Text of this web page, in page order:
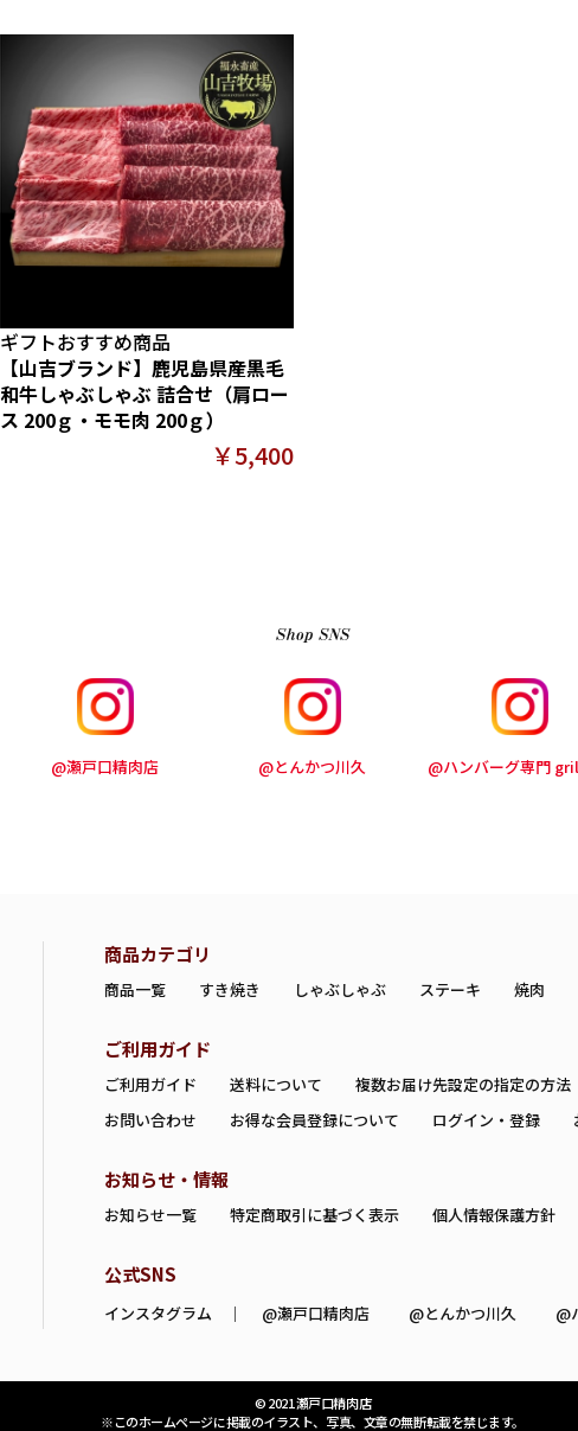
ギフトおすすめ商品
【山吉ブランド】鹿児島県産黒毛
和牛しゃぶしゃぶ 詰合せ（肩ロー
ス 200ｇ・モモ肉 200ｇ）
￥5,400
@瀬戸口精肉店 @とんかつ川久 @ハンバーグ専門
商品カテゴリ
商品一覧 すき焼き しゃぶしゃぶ ステーキ 焼肉
ご利用ガイド
ご利用ガイド 送料について
複数お届け先設定の指定の方法
お問い合わせ
お得な会員登録について ログイン・登録
お知らせ・情報
お知らせ一覧 特定商取引に基づく表示 個人情報保護方針
公式SNS
インスタグラム ｜ @瀬戸口精肉店 @とんかつ川久 @
© 2021 瀬戸口精肉店
※このホームページに掲載のイラスト、写真、文章の無断転載を禁じます。